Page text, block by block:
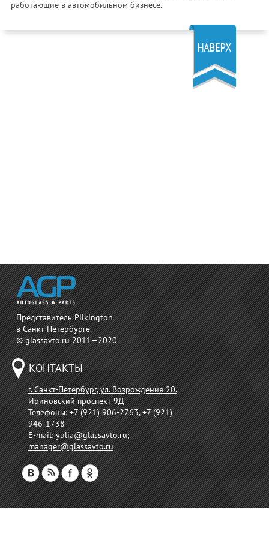
работающие в автомобильном бизнесе.
Представитель Pilkington
в Санкт-Петербурге.
© glassavto.ru 2011—2020
КОНТАКТЫ
г. Санкт-Петербург, ул. Возрождения 20.
Ириновский проспект 9Д
Телефоны:+7 (921) 906-2763, +7 (921)
946-1738
E-mail:yulia@glassavto.ru;
manager@glassavto.ru